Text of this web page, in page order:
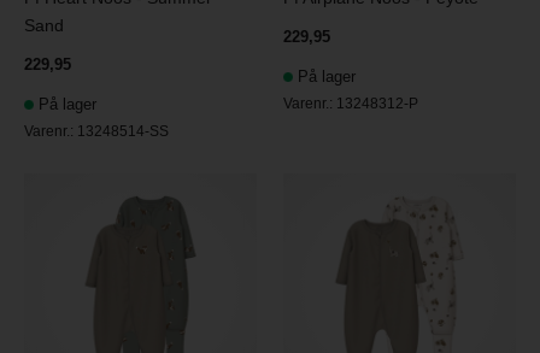
Sand
229,95
På lager
Varenr.: 13248514-SS
229,95
På lager
Varenr.: 13248312-P